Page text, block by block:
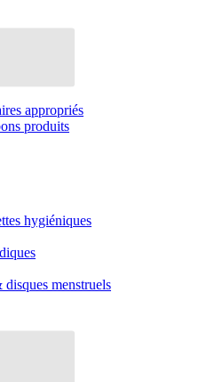
appropriés
produits
hygiéniques
disques menstruels